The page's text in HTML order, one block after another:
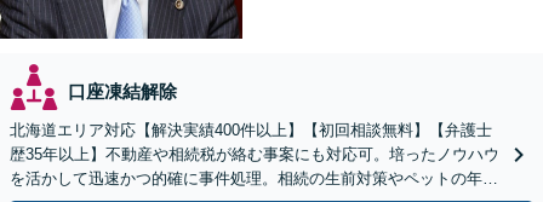
口座凍結解除
北海道エリア対応【解決実績400件以上】【初回相談無料】【弁護士
歴35年以上】不動産や相続税が絡む事案にも対応可。培ったノウハウ
を活かして迅速かつ的確に事件処理。相続の生前対策やペットの年金